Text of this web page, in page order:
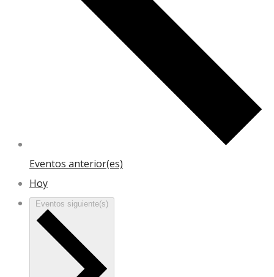
Eventos anterior(es)
Hoy
Eventos siguiente(s)